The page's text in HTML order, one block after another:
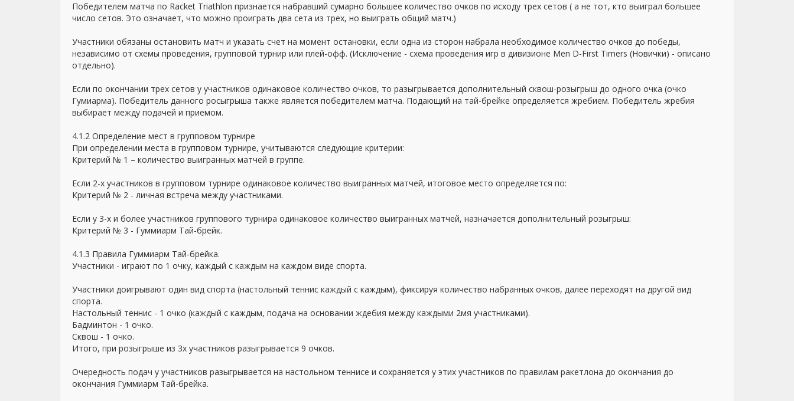
Победителем матча по Racket Triathlon признается набравший сумарно большее количество очков по исходу трех сетов ( а не тот, кто выиграл большее
число сетов. Это означает, что можно проиграть два сета из трех, но выиграть общий матч.)
Участники обязаны остановить матч и указать счет на момент остановки, если одна из сторон набрала необходимое количество очков до победы,
независимо от схемы проведения, групповой турнир или плей-офф. (Исключение - схема проведения игр в дивизионе Men D-First Timers (Новички) - описано
отдельно).
Если по окончании трех сетов у участников одинаковое количество очков, то разыгрывается дополнительный сквош-розыгрыш до одного очка (очко
Гумиарма). Победитель данного росыгрыша также является победителем матча. Подающий на тай-брейке определяется жребием. Победитель жребия
выбирает между подачей и приемом.
4.1.2 Определение мест в групповом турнире
При определении места в групповом турнире, учитываются следующие критерии:
Критерий № 1 – количество выигранных матчей в группе.
Если 2-х участников в групповом турнире одинаковое количество выигранных матчей, итоговое место определяется по:
Критерий № 2 - личная встреча между участниками.
Если у 3-х и более участников группового турнира одинаковое количество выигранных матчей, назначается дополнительный розыгрыш:
Критерий № 3 - Гуммиарм Тай-брейк.
4.1.3 Правила Гуммиарм Тай-брейка.
Участники - играют по 1 очку, каждый с каждым на каждом виде спорта.
Участники доигрывают один вид спорта (настольный теннис каждый с каждым), фиксируя количество набранных очков, далее переходят на другой вид
спорта.
Настольный теннис - 1 очко (каждый с каждым, подача на основании ждебия между каждыми 2мя участниками).
Бадминтон - 1 очко.
Сквош - 1 очко.
Итого, при розыгрыше из 3х участников разыгрывается 9 очков.
Очередность подач у участников разыгрывается на настольном теннисе и сохраняется у этих участников по правилам ракетлона до окончания до
окончания Гуммиарм Тай-брейка.